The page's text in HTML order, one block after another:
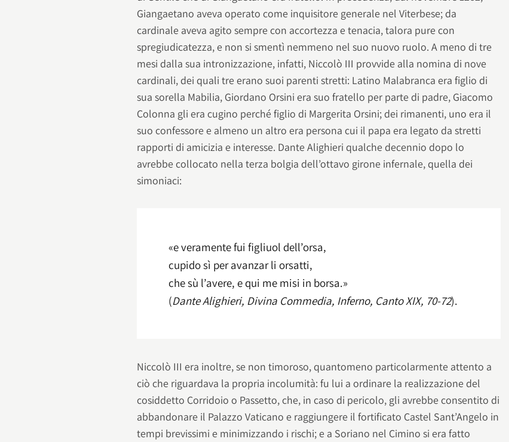
Giangaetano aveva operato come inquisitore generale nel Viterbese; da
cardinale aveva agito sempre con accortezza e tenacia, talora pure con
spregiudicatezza, e non si smentì nemmeno nel suo nuovo ruolo. A meno di tre
mesi dalla sua intronizzazione, infatti, Niccolò III provvide alla nomina di nove
cardinali, dei quali tre erano suoi parenti stretti: Latino Malabranca era figlio di
sua sorella Mabilia, Giordano Orsini era suo fratello per parte di padre, Giacomo
Colonna gli era cugino perché figlio di Margerita Orsini; dei rimanenti, uno era il
suo confessore e almeno un altro era persona cui il papa era legato da stretti
rapporti di amicizia e interesse. Dante Alighieri qualche decennio dopo lo
avrebbe collocato nella terza bolgia dell’ottavo girone infernale, quella dei
simoniaci:
«e veramente fui figliuol dell’orsa,
cupido sì per avanzar li orsatti,
che sù l’avere, e qui me misi in borsa.»
(Dante Alighieri, Divina Commedia, Inferno, Canto XIX, 70-72).
Niccolò III era inoltre, se non timoroso, quantomeno particolarmente attento a
ciò che riguardava la propria incolumità: fu lui a ordinare la realizzazione del
cosiddetto Corridoio o Passetto, che, in caso di pericolo, gli avrebbe consentito di
abbandonare il Palazzo Vaticano e raggiungere il fortificato Castel Sant’Angelo in
tempi brevissimi e minimizzando i rischi; e a Soriano nel Cimino si era fatto